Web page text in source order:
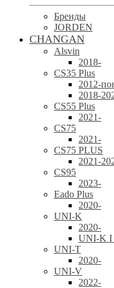
Бренды
JORDEN
CHANGAN
Alsvin
2018-
CS35 Plus
2012-
2018-
CS55 Plus
2021-
CS75
2021-
CS75 PLUS
2021-
CS95
2023-
Eado Plus
2020-
UNI-K
2020-
UNI-K I
UNI-T
2020-
UNI-V
2022-